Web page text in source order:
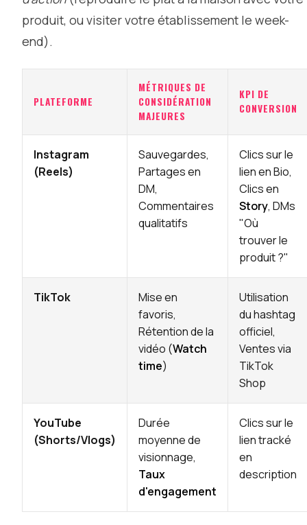
produit, ou visiter votre établissement le week-
end).
PLATEFORME
MÉTRIQUES DE
CONSIDÉRATION
MAJEURES
KPI DE
CONVERSION
Instagram
(Reels)
Sauvegardes,
Partages en
DM,
Commentaires
qualitatifs
Clics sur le
lien en Bio,
Clics en
Story, DMs
"Où
trouver le
produit ?"
TikTok
Mise en
favoris,
Rétention de la
vidéo (Watch
time)
Utilisation
du hashtag
officiel,
Ventes via
TikTok
Shop
YouTube
(Shorts/Vlogs)
Durée
moyenne de
visionnage,
Taux
d'engagement
Clics sur le
lien tracké
en
description